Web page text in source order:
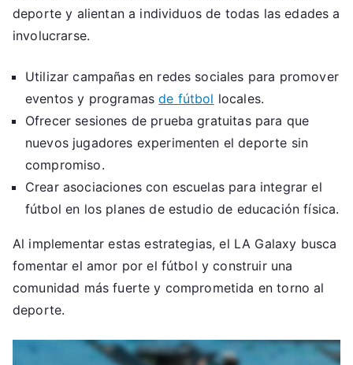
deporte y alientan a individuos de todas las edades a
involucrarse.
Utilizar campañas en redes sociales para promover
eventos y programasde fútbol locales.
Ofrecer sesiones de prueba gratuitas para que
nuevos jugadores experimenten el deporte sin
compromiso.
Crear asociaciones con escuelas para integrar el
fútbol en los planes de estudio de educación física.
Al implementar estas estrategias, el LA Galaxy busca
fomentar el amor por el fútbol y construir una
comunidad más fuerte y comprometida en torno al
deporte.